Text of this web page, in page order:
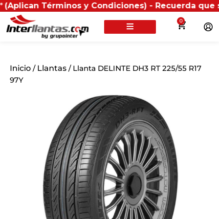
Términos y Condiciones) - Recuerda que si
0
Inicio / Llantas / Llanta DELINTE DH3 RT 225/55 R17
97Y